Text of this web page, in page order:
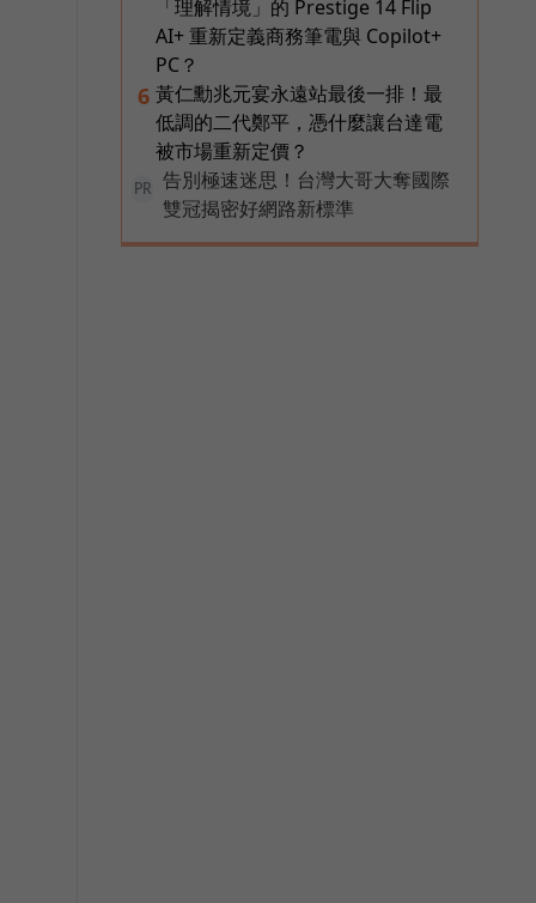
「理解情境」的 Prestige 14 Flip
AI+ 重新定義商務筆電與 Copilot+
PC？
6 黃仁勳兆元宴永遠站最後一排！最
低調的二代鄭平，憑什麼讓台達電
被市場重新定價？
PR
告別極速迷思！台灣大哥大奪國際
雙冠揭密好網路新標準